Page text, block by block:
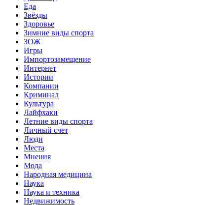
Еда
Звёзды
Здоровье
Зимние виды спорта
ЗОЖ
Игры
Импортозамещение
Интернет
Истории
Компании
Криминал
Культура
Лайфхаки
Летние виды спорта
Личный счет
Люди
Места
Мнения
Мода
Народная медицина
Наука
Наука и техника
Недвижимость